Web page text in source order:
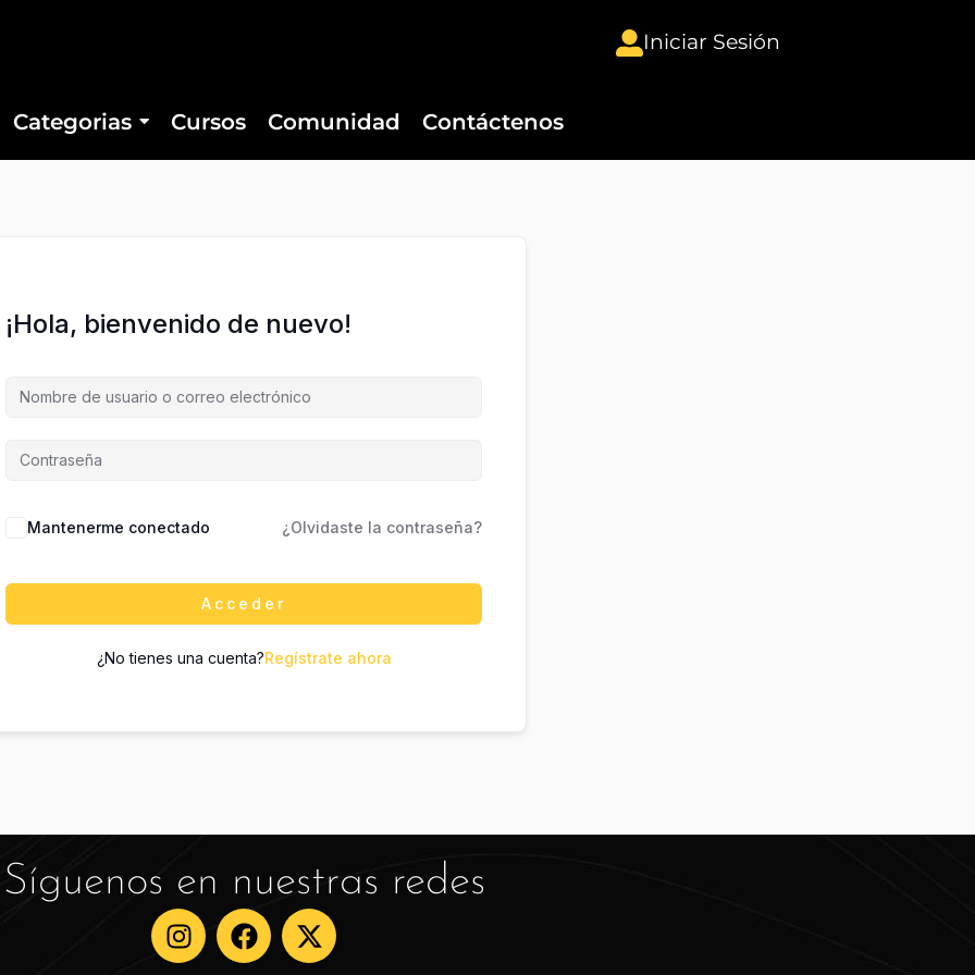
Iniciar Sesión
Categorias Cursos Comunidad Contáctenos
¡Hola, bienvenido de nuevo!
Mantenerme conectado ¿Olvidaste la contraseña?
Acceder
¿No tienes una cuenta?Regístrate ahora
Síguenos en nuestras redes
I
n
F
a
X
-